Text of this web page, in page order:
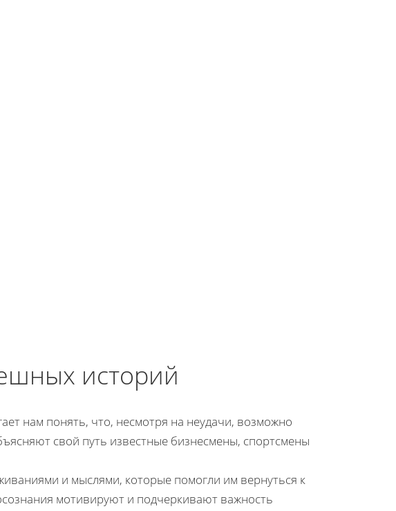
историй
нам понять, что, несмотря на неудачи, возможно
свой путь известные бизнесмены, спортсмены
и мыслями, которые помогли им вернуться к
мотивируют и подчеркивают важность